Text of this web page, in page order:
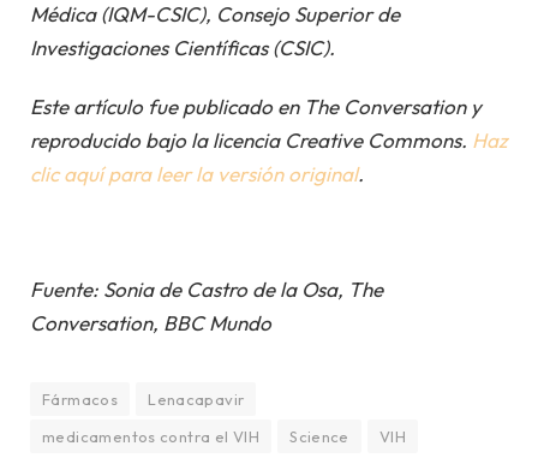
Médica (IQM-CSIC), Consejo Superior de
Investigaciones Científicas (CSIC).
Este artículo fue publicado en The Conversation y
reproducido bajo la licencia Creative Commons. Haz
clic aquí para leer la versión original.
Fuente: Sonia de Castro de la Osa, The
Conversation, BBC Mundo
Fármacos
Lenacapavir
medicamentos contra el VIH
Science VIH